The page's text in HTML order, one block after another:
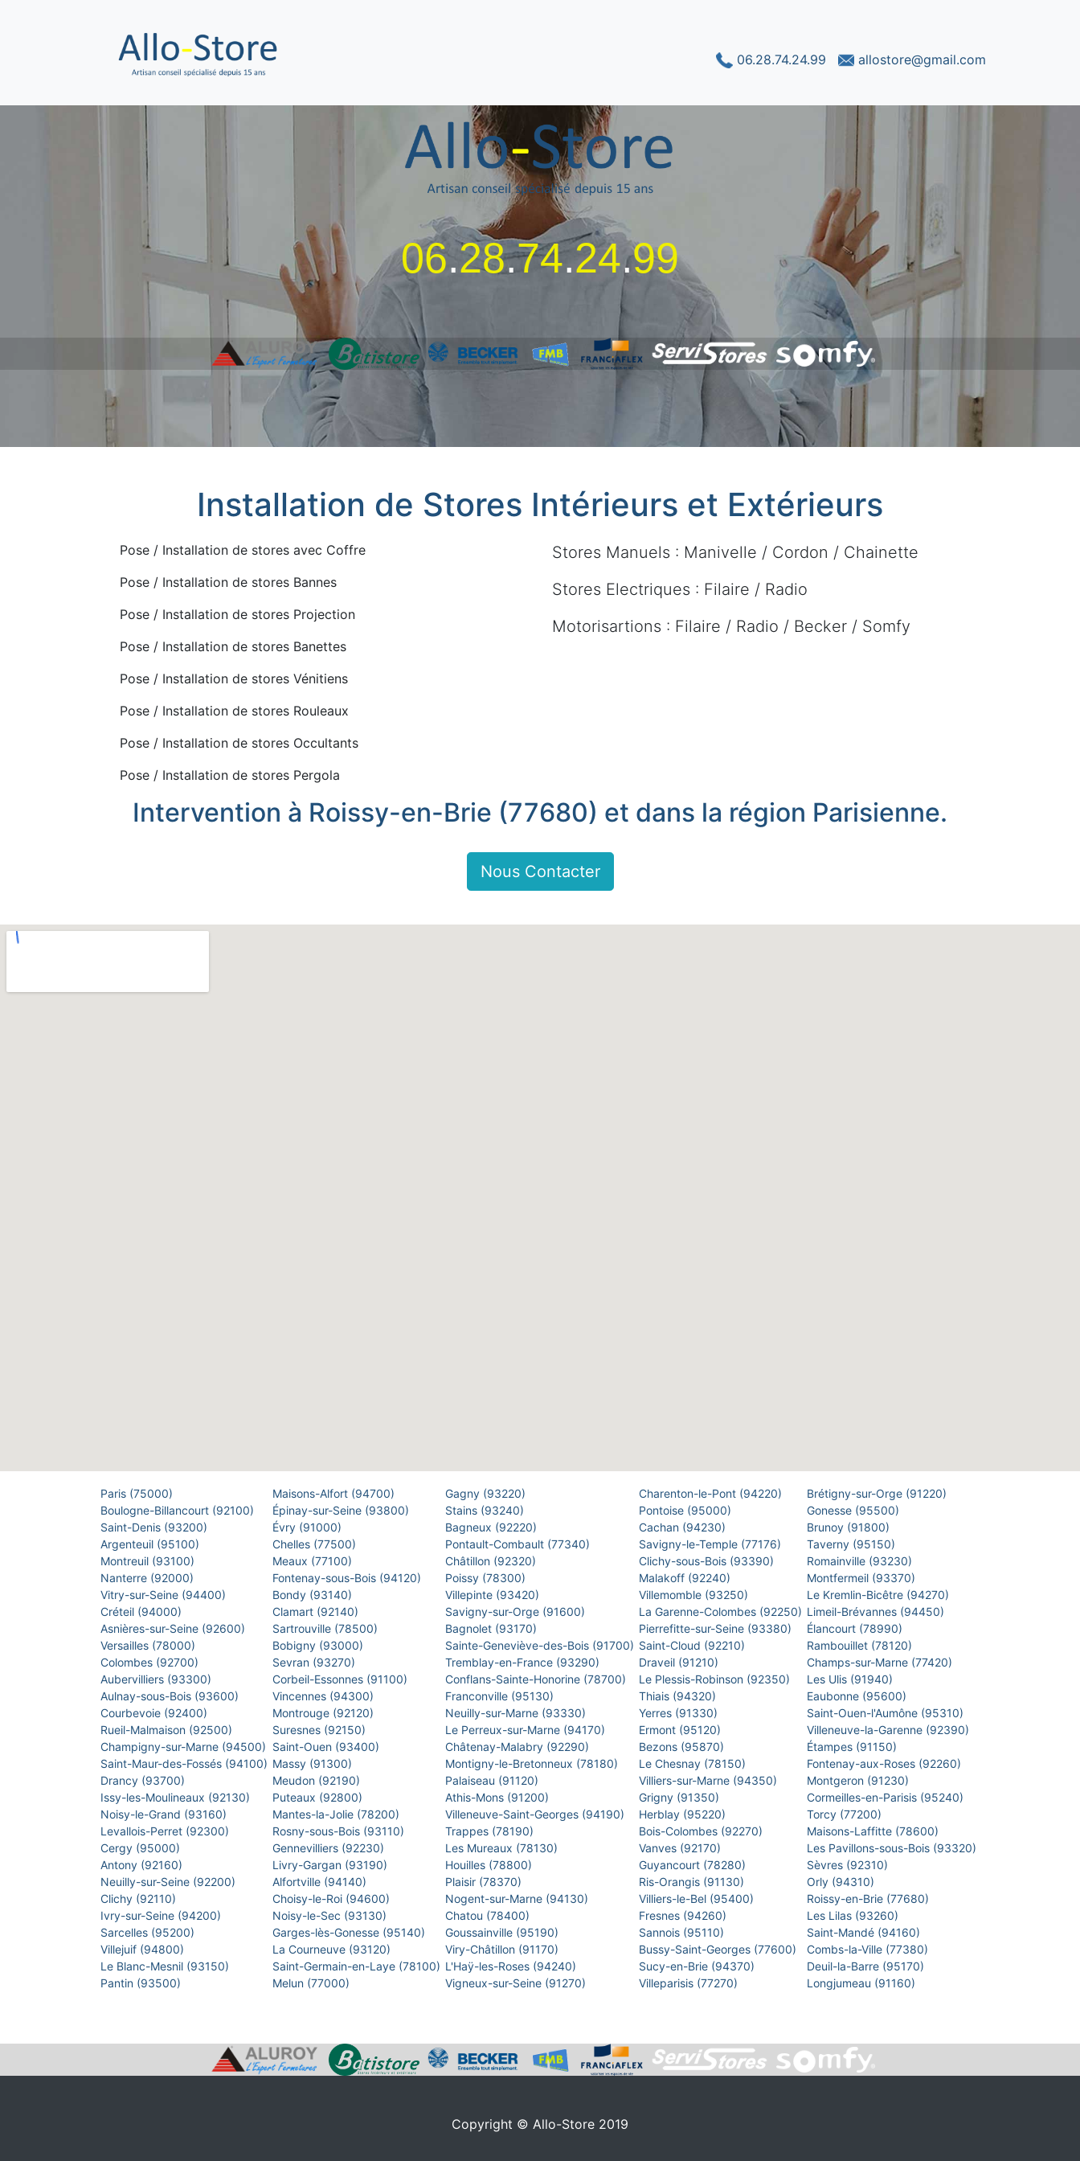
06.28.74.24.99 allostore@gmail.com
06.28.74.24.99
Installation de Stores Intérieurs et Extérieurs
Pose / Installation de stores avec Coffre
Pose / Installation de stores Bannes
Pose / Installation de stores Projection
Pose / Installation de stores Banettes
Pose / Installation de stores Vénitiens
Pose / Installation de stores Rouleaux
Pose / Installation de stores Occultants
Pose / Installation de stores Pergola
Stores Manuels : Manivelle / Cordon / Chainette
Stores Electriques : Filaire / Radio
Motorisartions : Filaire / Radio / Becker / Somfy
Intervention à Roissy-en-Brie (77680) et dans la région Parisienne.
Nous Contacter
Paris (75000)
Boulogne-Billancourt (92100)
Saint-Denis (93200)
Argenteuil (95100)
Montreuil (93100)
Nanterre (92000)
Vitry-sur-Seine (94400)
Créteil (94000)
Asnières-sur-Seine (92600)
Versailles (78000)
Colombes (92700)
Aubervilliers (93300)
Aulnay-sous-Bois (93600)
Courbevoie (92400)
Rueil-Malmaison (92500)
Champigny-sur-Marne (94500)
Saint-Maur-des-Fossés (94100)
Drancy (93700)
Issy-les-Moulineaux (92130)
Noisy-le-Grand (93160)
Levallois-Perret (92300)
Cergy (95000)
Antony (92160)
Neuilly-sur-Seine (92200)
Clichy (92110)
Ivry-sur-Seine (94200)
Sarcelles (95200)
Villejuif (94800)
Le Blanc-Mesnil (93150)
Pantin (93500)
Maisons-Alfort (94700)
Épinay-sur-Seine (93800)
Évry (91000)
Chelles (77500)
Meaux (77100)
Fontenay-sous-Bois (94120)
Bondy (93140)
Clamart (92140)
Sartrouville (78500)
Bobigny (93000)
Sevran (93270)
Corbeil-Essonnes (91100)
Vincennes (94300)
Montrouge (92120)
Suresnes (92150)
Saint-Ouen (93400)
Massy (91300)
Meudon (92190)
Puteaux (92800)
Mantes-la-Jolie (78200)
Rosny-sous-Bois (93110)
Gennevilliers (92230)
Livry-Gargan (93190)
Alfortville (94140)
Choisy-le-Roi (94600)
Noisy-le-Sec (93130)
Garges-lès-Gonesse (95140)
La Courneuve (93120)
Saint-Germain-en-Laye (78100)
Melun (77000)
Gagny (93220)
Stains (93240)
Bagneux (92220)
Pontault-Combault (77340)
Châtillon (92320)
Poissy (78300)
Villepinte (93420)
Savigny-sur-Orge (91600)
Bagnolet (93170)
Sainte-Geneviève-des-Bois (91700)
Tremblay-en-France (93290)
Conflans-Sainte-Honorine (78700)
Franconville (95130)
Neuilly-sur-Marne (93330)
Le Perreux-sur-Marne (94170)
Châtenay-Malabry (92290)
Montigny-le-Bretonneux (78180)
Palaiseau (91120)
Athis-Mons (91200)
Villeneuve-Saint-Georges (94190)
Trappes (78190)
Les Mureaux (78130)
Houilles (78800)
Plaisir (78370)
Nogent-sur-Marne (94130)
Chatou (78400)
Goussainville (95190)
Viry-Châtillon (91170)
L'Haÿ-les-Roses (94240)
Vigneux-sur-Seine (91270)
Charenton-le-Pont (94220)
Pontoise (95000)
Cachan (94230)
Savigny-le-Temple (77176)
Clichy-sous-Bois (93390)
Malakoff (92240)
Villemomble (93250)
La Garenne-Colombes (92250)
Pierrefitte-sur-Seine (93380)
Saint-Cloud (92210)
Draveil (91210)
Le Plessis-Robinson (92350)
Thiais (94320)
Yerres (91330)
Ermont (95120)
Bezons (95870)
Le Chesnay (78150)
Villiers-sur-Marne (94350)
Grigny (91350)
Herblay (95220)
Bois-Colombes (92270)
Vanves (92170)
Guyancourt (78280)
Ris-Orangis (91130)
Villiers-le-Bel (95400)
Fresnes (94260)
Sannois (95110)
Bussy-Saint-Georges (77600)
Sucy-en-Brie (94370)
Villeparisis (77270)
Brétigny-sur-Orge (91220)
Gonesse (95500)
Brunoy (91800)
Taverny (95150)
Romainville (93230)
Montfermeil (93370)
Le Kremlin-Bicêtre (94270)
Limeil-Brévannes (94450)
Élancourt (78990)
Rambouillet (78120)
Champs-sur-Marne (77420)
Les Ulis (91940)
Eaubonne (95600)
Saint-Ouen-l'Aumône (95310)
Villeneuve-la-Garenne (92390)
Étampes (91150)
Fontenay-aux-Roses (92260)
Montgeron (91230)
Cormeilles-en-Parisis (95240)
Torcy (77200)
Maisons-Laffitte (78600)
Les Pavillons-sous-Bois (93320)
Sèvres (92310)
Orly (94310)
Roissy-en-Brie (77680)
Les Lilas (93260)
Saint-Mandé (94160)
Combs-la-Ville (77380)
Deuil-la-Barre (95170)
Longjumeau (91160)
Copyright © Allo-Store 2019